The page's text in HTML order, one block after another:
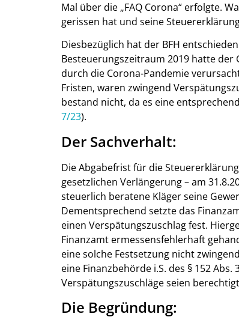
Mal über die „FAQ Corona“ erfolgte.
gerissen hat und seine
Diesbezüglich hat der BFH
Besteuerungszeitraum 2019 hatte der
durch die Corona-Pandemie
Fristen, waren zwingend
bestand nicht, da es eine
7/23).
Der Sachverhalt:
Die Abgabefrist für die
gesetzlichen Verlängerung – am
steuerlich beratene Kläger seine
Dementsprechend setzte das
einen Verspätungszuschlag fest.
Finanzamt ermessensfehlerhaft
eine solche Festsetzung nicht
eine Finanzbehörde i.S. des § 152
Verspätungszuschläge seien
Die Begründung: